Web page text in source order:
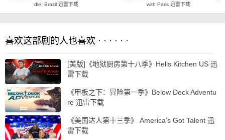
dle: Brazil 迅雷下载
with Paris 迅雷下载
喜欢这部剧的人也喜欢 · · · · · ·
[美版]《地狱厨房第十八季》Hells Kitchen US 迅
雷下载
《甲板之下：冒险第一季》Below Deck Adventu
re 迅雷下载
《美国达人第十三季》 America’s Got Talent 迅
雷下载